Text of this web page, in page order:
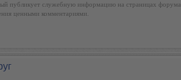
публикует служебную информацию на страницах форума.
ценными комментариями.